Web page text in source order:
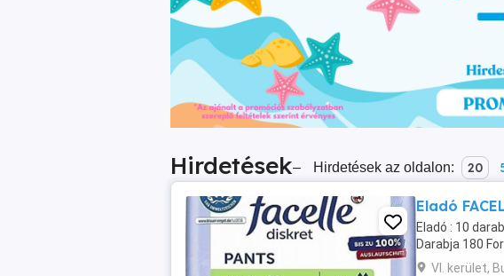
Hirdetések– Hirdetések az oldalon: 20
Eladó
Eladó : 10
Darabja 180
VI. kerület,